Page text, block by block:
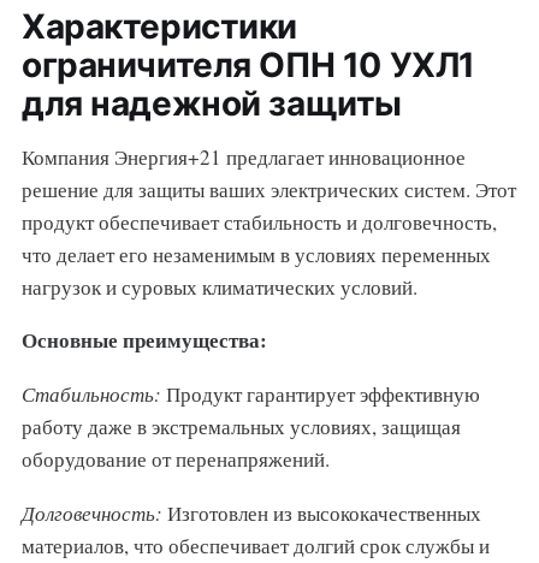
Характеристики
ограничителя ОПН 10 УХЛ1
для надежной защиты
Компания Энергия+21 предлагает инновационное
решение для защиты ваших электрических систем. Этот
продукт обеспечивает стабильность и долговечность,
что делает его незаменимым в условиях переменных
нагрузок и суровых климатических условий.
Основные преимущества:
Стабильность: Продукт гарантирует эффективную
работу даже в экстремальных условиях, защищая
оборудование от перенапряжений.
Долговечность: Изготовлен из высококачественных
материалов, что обеспечивает долгий срок службы и